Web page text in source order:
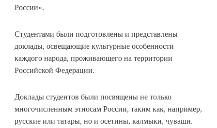
России».
Студентами были подготовлены и представлены
доклады, освещающие культурные особенности
каждого народа, проживающего на территории
Российской Федерации.
Доклады студентов были посвящены не только
многочисленным этносам России, таким как, например,
русские или татары, но и осетины, калмыки, чуваши.